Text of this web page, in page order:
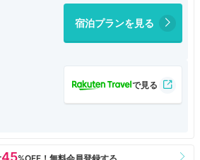
った樽部屋の中にあって雰囲気がいい。
なくスプリングベッドだが眠りやすい。
場はタワー駐車場と露天駐車場の二つ。提携
ポート やコンセントがある。
り働いていて親切。雪道に関するアドバイス
羊蹄山と鉄道の壁絵だった。
いやすい衛生面で良い。
宿泊プランを見る